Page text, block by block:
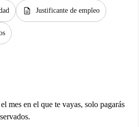
description Justificante de empleo
mes en el que te vayas, solo pagarás